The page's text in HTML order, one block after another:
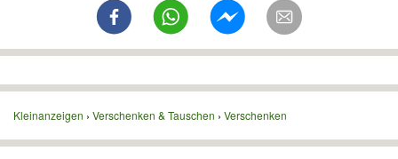
Kleinanzeigen Verschenken & Tauschen Verschenken